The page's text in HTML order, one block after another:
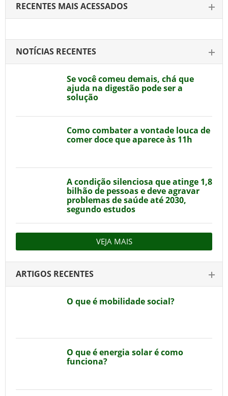
RECENTES MAIS ACESSADOS
NOTÍCIAS RECENTES
Se você comeu demais, chá que
ajuda na digestão pode ser a
solução
Como combater a vontade louca de
comer doce que aparece às 11h
A condição silenciosa que atinge 1,8
bilhão de pessoas e deve agravar
problemas de saúde até 2030,
segundo estudos
VEJA MAIS
ARTIGOS RECENTES
O que é mobilidade social?
O que é energia solar é como
funciona?